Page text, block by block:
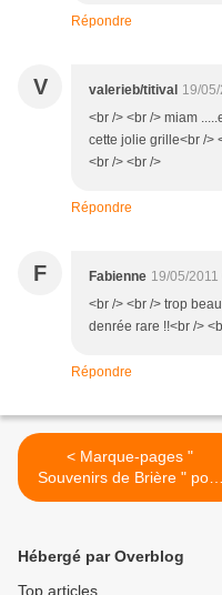
Répondre
V valerieb/titival 19/
<br /> <br /> miam
cette jolie grille<br />
<br /> <br />
Répondre
F Fabienne 19/05/2011
<br /> <br /> trop
denrée rare !!<br />
Répondre
< Marque-pages "
Souvenirs de Brière " pour
Mamigoz
Hébergé par Overblog
Top articles